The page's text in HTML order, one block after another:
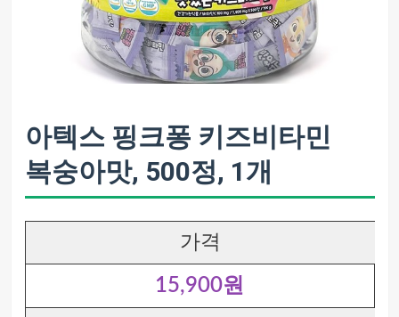
아텍스 핑크퐁 키즈비타민
복숭아맛, 500정, 1개
가격
15,900원